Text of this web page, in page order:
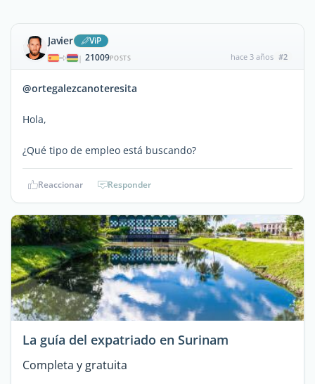
Javier ViP
| 21009POSTS hace 3 años #2
@ortegalezcanoteresita
Hola,
¿Qué tipo de empleo está buscando?
Reaccionar Responder
La guía del expatriado en Surinam
Completa y gratuita